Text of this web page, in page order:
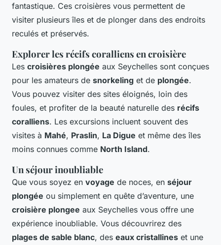
fantastique. Ces croisières vous permettent de
visiter plusieurs îles et de plonger dans des endroits
reculés et préservés.
Explorer les récifs coralliens en croisière
Les croisières plongée aux Seychelles sont conçues
pour les amateurs de snorkeling et de plongée.
Vous pouvez visiter des sites éloignés, loin des
foules, et profiter de la beauté naturelle des récifs
coralliens. Les excursions incluent souvent des
visites à Mahé, Praslin, La Digue et même des îles
moins connues comme North Island.
Un séjour inoubliable
Que vous soyez en voyage de noces, en séjour
plongée ou simplement en quête d’aventure, une
croisière plongee aux Seychelles vous offre une
expérience inoubliable. Vous découvrirez des
plages de sable blanc, des eaux cristallines et une